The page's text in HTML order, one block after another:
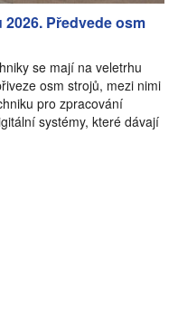
Předvede osm
se mají na veletrhu
osm strojů, mezi nimi
pro zpracování
systémy, které dávají